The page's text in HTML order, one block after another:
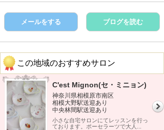
メールをする ブログを読む
この地域のおすすめサロン
C'est Mignon(セ・ミニョン)
神奈川県相模原市南区
相模大野駅送迎あり
中央林間駅送迎あり
小さな自宅サロンにてレッスンを行っ
ております。ポーセラーツで大人...